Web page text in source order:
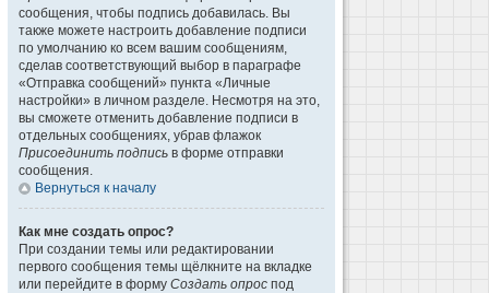
сообщения, чтобы подпись добавилась. Вы
также можете настроить добавление подписи
по умолчанию ко всем вашим сообщениям,
сделав соответствующий выбор в параграфе
«Отправка сообщений» пункта «Личные
настройки» в личном разделе. Несмотря на это,
вы сможете отменить добавление подписи в
отдельных сообщениях, убрав флажок
Присоединить подпись в форме отправки
сообщения.
Вернуться к началу
Как мне создать опрос?
При создании темы или редактировании
первого сообщения темы щёлкните на вкладке
или перейдите в форму Создать опрос под